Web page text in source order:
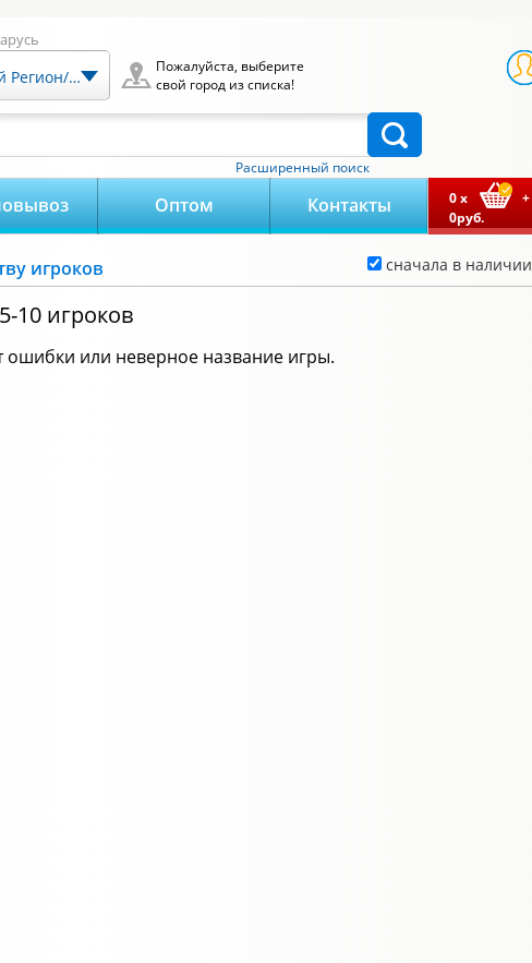
Россия (выберите свой Регион/Город)
Пожалуйста, выберите
свой город из списка!
Расширенный поиск
Оптом Контакты 0x
0руб.
+
игроков сначала в наличии
10 игроков
или неверное название игры.